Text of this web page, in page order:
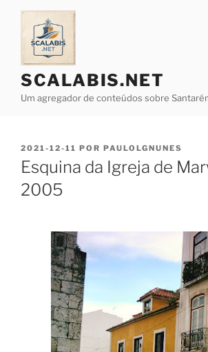
Saltar
conteúdo
SCALABIS.NET
Um agregador de conteúdos sobre
PUBLICADO
EM
2021-12-11 POR PAULOLGNUNES
Esquina da Igreja de
2005